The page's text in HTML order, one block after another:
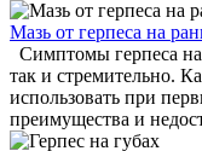
Мазь от герпеса на
Симптомы герпеса на
так и стремительно.
использовать при
преимущества и